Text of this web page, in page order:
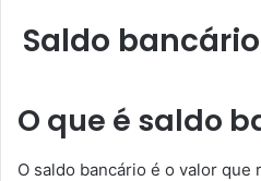
Saldo bancário
O que é saldo
O saldo bancário é o valor